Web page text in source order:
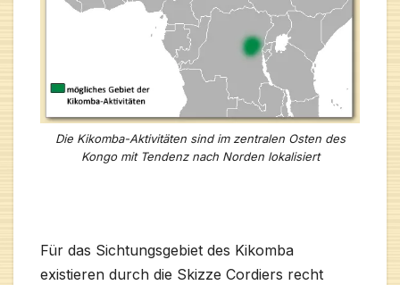
Die Kikomba-Aktivitäten sind im zentralen Osten des
Kongo mit Tendenz nach Norden lokalisiert
Für das Sichtungsgebiet des Kikomba
existieren durch die Skizze Cordiers recht